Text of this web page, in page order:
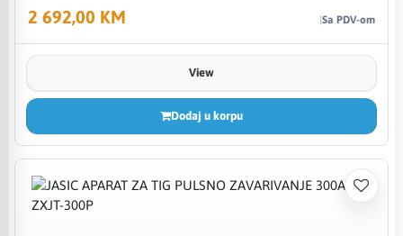
2 692,00 KM Sa PDV-om
View
Dodaj u korpu